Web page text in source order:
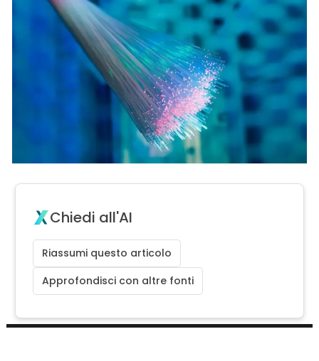
Chiedi all'AI
Riassumi questo articolo
Approfondisci con altre fonti